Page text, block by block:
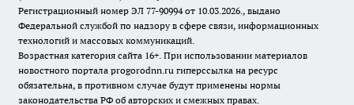
Регистрационный номер ЭЛ 77-90994 от 10.03.2026., выдано
Федеральной службой по надзору в сфере связи, информационных
технологий и массовых коммуникаций.
Возрастная категория сайта 16+. При использовании материалов
новостного портала progorodnn.ru гиперссылка на ресурс
обязательна, в противном случае будут применены нормы
законодательства РФ об авторских и смежных правах.